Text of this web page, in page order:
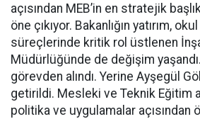
açısından MEB’in en stratejik
öne çıkıyor. Bakanlığın yatırım,
süreçlerinde kritik rol üstlenen
Müdürlüğünde de değişim
görevden alındı. Yerine Ayşegül
getirildi. Mesleki ve Teknik Eğitim
politika ve uygulamalar açısından